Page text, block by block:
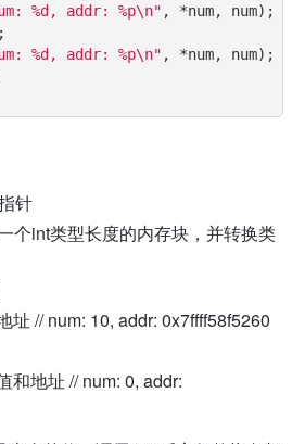
%d, addr: %p\n" , *num, num);
%d, addr: %p\n" , *num, num);
针
个int类型长度的内存块，并转换类
址 // num: 10, addr: 0x7ffff58f5260
和地址 // num: 0, addr: